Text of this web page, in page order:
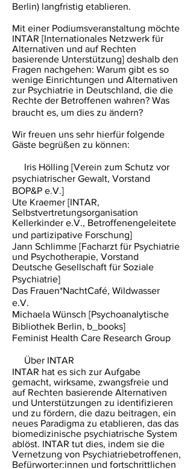
Berlin) langfristig etablieren.
Mit einer Podiumsveranstaltung möchte
INTAR [Internationales Netzwerk für
Alternativen und auf Rechten
basierende Unterstützung] deshalb den
Fragen nachgehen: Warum gibt es so
wenige Einrichtungen und Alternativen
zur Psychiatrie in Deutschland, die die
Rechte der Betroffenen wahren? Was
braucht es, um dies zu ändern?
Wir freuen uns sehr hierfür folgende
Gäste begrüßen zu können:
Iris Hölling [Verein zum Schutz vor
psychiatrischer Gewalt, Vorstand
BOP&P e.V.]
Ute Kraemer [INTAR,
Selbstvertretungsorganisation
Kellerkinder e.V., Betroffenengeleitete
und partizipative Forschung]
Jann Schlimme [Facharzt für Psychiatrie
und Psychotherapie, Vorstand
Deutsche Gesellschaft für Soziale
Psychiatrie]
Das Frauen*NachtCafé, Wildwasser
e.V.
Michaela Wünsch [Psychoanalytische
Bibliothek Berlin, b_books]
Feminist Health Care Research Group
Über INTAR
INTAR hat es sich zur Aufgabe
gemacht, wirksame, zwangsfreie und
auf Rechten basierende Alternativen
und Unterstützungen zu identifizieren
und zu fördern, die dazu beitragen, ein
neues Paradigma zu etablieren, das das
biomedizinische psychiatrische System
ablöst. INTAR tut dies, indem sie die
Vernetzung von Psychiatriebetroffenen,
Befürworter:innen und fortschrittlichen